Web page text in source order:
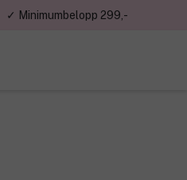
✓ Minimumbelopp 299,-